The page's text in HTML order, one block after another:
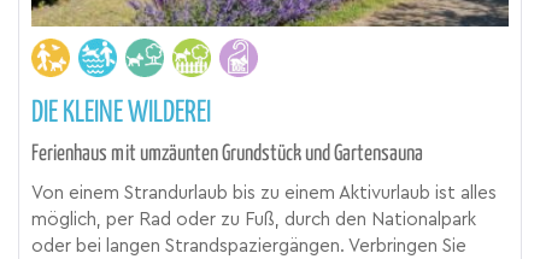
DIE KLEINE WILDEREI
Ferienhaus mit umzäunten Grundstück und Gartensauna
Von einem Strandurlaub bis zu einem Aktivurlaub ist alles
möglich, per Rad oder zu Fuß, durch den Nationalpark
oder bei langen Strandspaziergängen. Verbringen Sie